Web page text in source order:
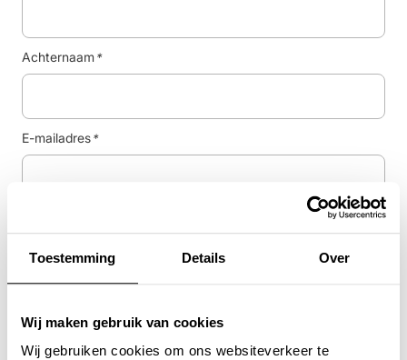
Toestemming Details Over
Wij maken gebruik van cookies
Wij gebruiken cookies om ons websiteverkeer te
Achternaam *
E-mailadres*